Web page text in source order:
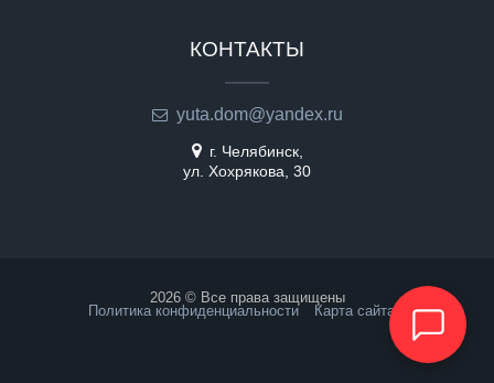
КОНТАКТЫ
yuta.dom@yandex.ru
г. Челябинск,
ул. Хохрякова, 30
2026 © Все права защищены
Политика конфиденциальности
Карта сайта